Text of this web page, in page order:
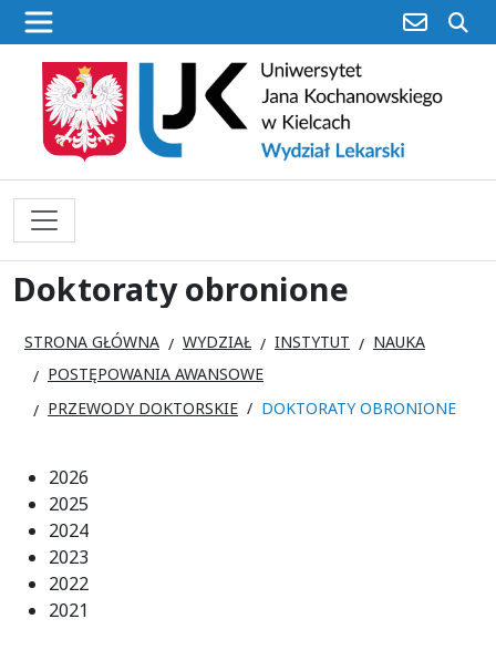
poczta
Doktoraty obronione
STRONA GŁÓWNA WYDZIAŁ INSTYTUT
NAUKA
POSTĘPOWANIA AWANSOWE
PRZEWODY DOKTORSKIE
DOKTORATY OBRONIONE
2026
2025
2024
2023
2022
2021